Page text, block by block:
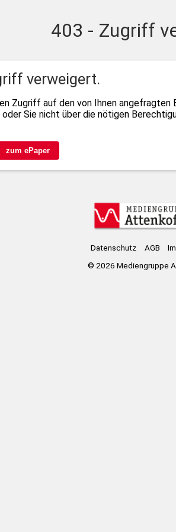
403 - Zugriff
verweigert.
Zugriff auf den von Ihnen
Sie nicht über die nötigen
zum ePaper
Datenschutz AGB
© 2026 Mediengruppe